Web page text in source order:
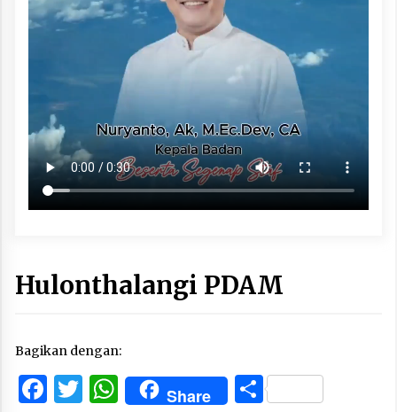
Hulonthalangi PDAM
Bagikan dengan:
Facebook
Twitter
WhatsApp
Share Share